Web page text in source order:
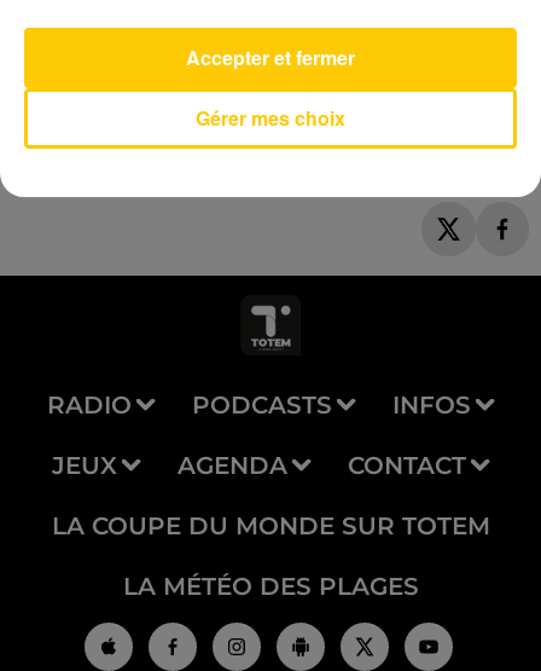
Je Pense A Vous
PIERRE DE MAERE
RADIO PODCASTS INFOS
JEUX AGENDA CONTACT
LA COUPE DU MONDE SUR TOTEM
LA MÉTÉO DES PLAGES
Gérer mes choix
Accepter et fermer